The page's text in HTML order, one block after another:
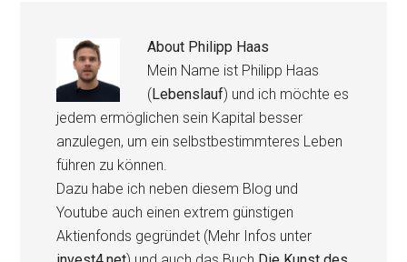
About Philipp Haas
Mein Name ist Philipp Haas
(Lebenslauf) und ich möchte es
jedem ermöglichen sein Kapital besser
anzulegen, um ein selbstbestimmteres Leben
führen zu können.
Dazu habe ich neben diesem Blog und
Youtube auch einen extrem günstigen
Aktienfonds gegründet (Mehr Infos unter